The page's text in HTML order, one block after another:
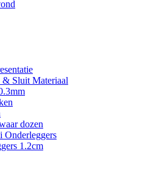
Sluit Materiaal
dozen
Onderleggers
1.2cm